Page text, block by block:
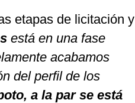
etapas de licitación y
está en una fase
acabamos
del perfil de los
a la par se está